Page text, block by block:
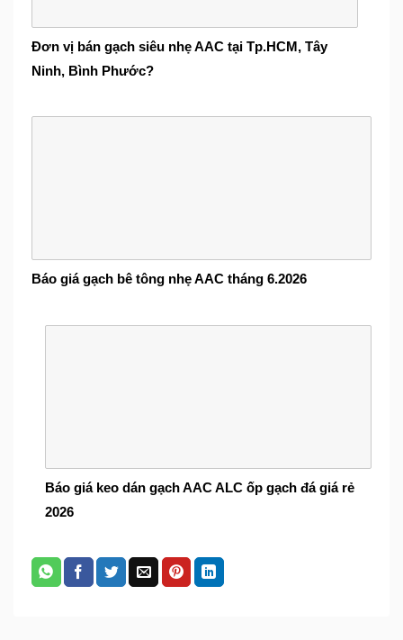
Đơn vị bán gạch siêu nhẹ AAC tại Tp.HCM, Tây
Ninh, Bình Phước?
Báo giá gạch bê tông nhẹ AAC tháng 6.2026
Báo giá keo dán gạch AAC ALC ốp gạch đá giá rẻ
2026